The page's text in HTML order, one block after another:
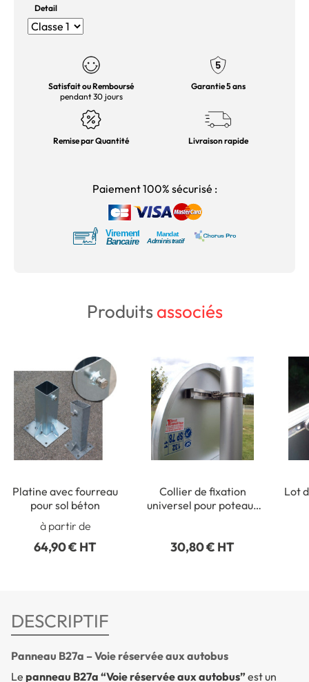
Detail
Satisfait ou Remboursé
pendant 30 jours
Garantie 5 ans
Remise par Quantité Livraison rapide
Paiement 100% sécurisé :
Produitsassociés
Platine avec fourreau
pour sol béton
à partir de
64,90 € HT
Collier de fixation
universel pour poteaux
30,80 € HT
Lot
DESCRIPTIF
Panneau B27a – Voie réservée aux autobus
Le panneau B27a “Voie réservée aux autobus”est un